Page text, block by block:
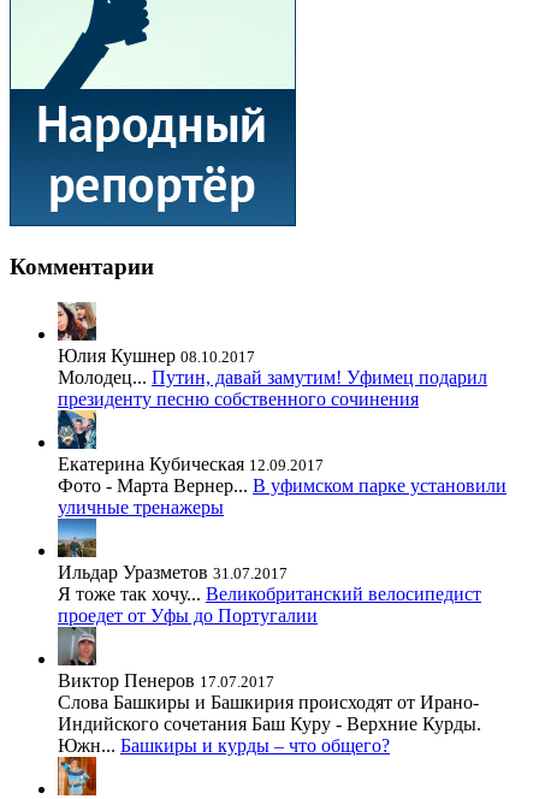
Комментарии
Юлия Кушнер 08.10.2017
Молодец... Путин, давай замутим! Уфимец подарил
президенту песню собственного сочинения
Екатерина Кубическая 12.09.2017
Фото - Марта Вернер... В уфимском парке установили
уличные тренажеры
Ильдар Уразметов 31.07.2017
Я тоже так хочу... Великобританский велосипедист
проедет от Уфы до Португалии
Виктор Пенеров 17.07.2017
Слова Башкиры и Башкирия происходят от Ирано-
Индийского сочетания Баш Куру - Верхние Курды.
Южн... Башкиры и курды – что общего?